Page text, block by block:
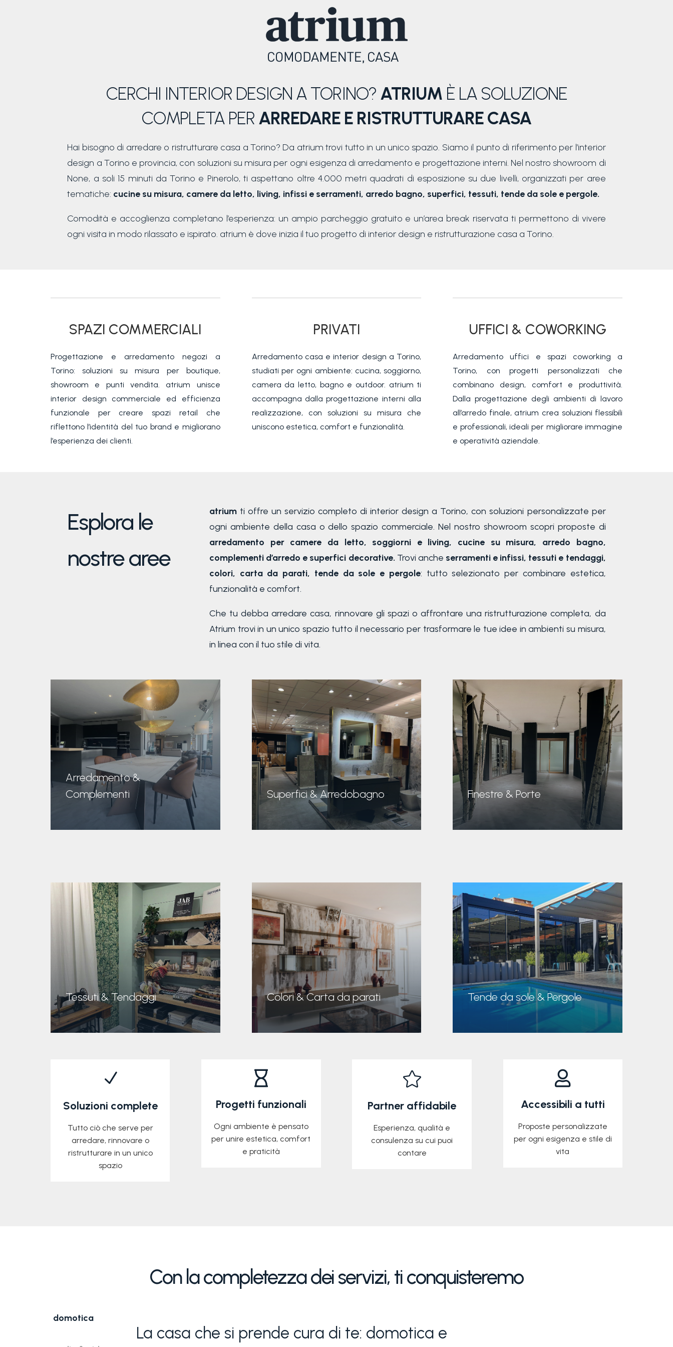
CERCHI INTERIOR DESIGN A TORINO? ATRIUM È LA SOLUZIONE
COMPLETA PER ARREDARE E RISTRUTTURARE CASA
Hai bisogno di arredare o ristrutturare casa a Torino? Da atrium trovi tutto in un unico spazio. Siamo il punto di riferimento per l’interior
design a Torino e provincia, con soluzioni su misura per ogni esigenza di arredamento e progettazione interni. Nel nostro showroom di
None, a soli 15 minuti da Torino e Pinerolo, ti aspettano oltre 4.000 metri quadrati di esposizione su due livelli, organizzati per aree
tematiche: cucine su misura, camere da letto, living, infissi e serramenti, arredo bagno, superfici, tessuti, tende da sole e pergole.
Comodità e accoglienza completano l’esperienza: un ampio parcheggio gratuito e un’area break riservata ti permettono di vivere
ogni visita in modo rilassato e ispirato. atrium è dove inizia il tuo progetto di interior design e ristrutturazione casa a Torino.
SPAZI COMMERCIALI
Progettazione e arredamento negozi a
Torino: soluzioni su misura per boutique,
showroom e punti vendita. atrium unisce
interior design commerciale ed efficienza
funzionale per creare spazi retail che
riflettono l’identità del tuo brand e migliorano
l’esperienza dei clienti.
PRIVATI
Arredamento casa e interior design a Torino,
studiati per ogni ambiente: cucina, soggiorno,
camera da letto, bagno e outdoor. atrium ti
accompagna dalla progettazione interni alla
realizzazione, con soluzioni su misura che
uniscono estetica, comfort e funzionalità.
UFFICI & COWORKING
Arredamento uffici e spazi coworking a
Torino, con progetti personalizzati che
combinano design, comfort e produttività.
Dalla progettazione degli ambienti di lavoro
all’arredo finale, atrium crea soluzioni flessibili
e professionali, ideali per migliorare immagine
e operatività aziendale.
Esplora le
nostre aree
atrium ti offre un servizio completo di interior design a Torino, con soluzioni personalizzate per
ogni ambiente della casa o dello spazio commerciale. Nel nostro showroom scopri proposte di
arredamento per camere da letto, soggiorni e living, cucine su misura, arredo bagno,
complementi d’arredo e superfici decorative. Trovi anche serramenti e infissi, tessuti e tendaggi,
colori, carta da parati, tende da sole e pergole: tutto selezionato per combinare estetica,
funzionalità e comfort.
Che tu debba arredare casa, rinnovare gli spazi o affrontare una ristrutturazione completa, da
Atrium trovi in un unico spazio tutto il necessario per trasformare le tue idee in ambienti su misura,
in linea con il tuo stile di vita.
Arredamento &
Complementi
scopri di più
Superfici & Arredobagno
scopri di più
Finestre & Porte
scopri di più
Tessuti & Tendaggi
scopri di più
Colori & Carta da parati Tende da sole & Pergole
N
Soluzioni complete
Tutto ciò che serve per
arredare, rinnovare o
ristrutturare in un unico
spazio

Progetti funzionali
Ogni ambiente è pensato
per unire estetica, comfort
e praticità

Partner affidabile
Esperienza, qualità e
consulenza su cui puoi
contare

Accessibili a tutti
Proposte personalizzate
per ogni esigenza e stile di
vita
Con la completezza dei servizi, ti conquisteremo
domotica
La casa che si prende cura di te: domotica e